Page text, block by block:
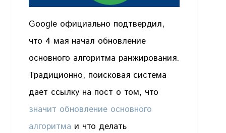
Google официально подтвердил,
что 4 мая начал обновление
основного алгоритма ранжирования.
Традиционно, поисковая система
дает ссылку на пост о том, что
значит обновление основного
алгоритма и что делать